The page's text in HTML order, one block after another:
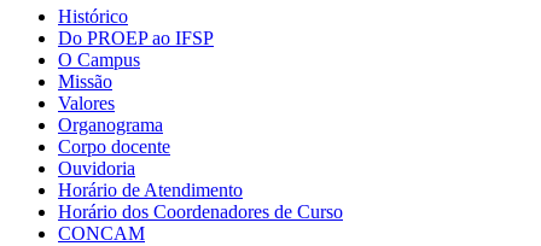
Histórico
Do PROEP ao IFSP
O Campus
Missão
Valores
Organograma
Corpo docente
Ouvidoria
Horário de Atendimento
Horário dos Coordenadores de Curso
CONCAM